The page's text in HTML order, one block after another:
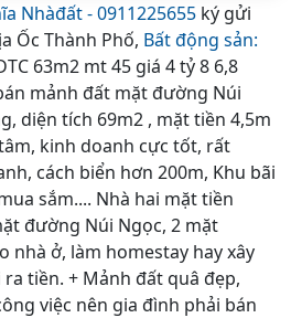
Nhàđất - 0911225655 ký gửi
Ốc Thành Phố, Bất động sản:
63m2 mt 45 giá 4 tỷ 8 6,8
mảnh đất mặt đường Núi
diện tích 69m2 , mặt tiền 4,5m
kinh doanh cực tốt, rất
cách biển hơn 200m, Khu bãi
sắm.... Nhà hai mặt tiền
đường Núi Ngọc, 2 mặt
nhà ở, làm homestay hay xây
tiền. + Mảnh đất quâ đẹp,
việc nên gia đình phải bán